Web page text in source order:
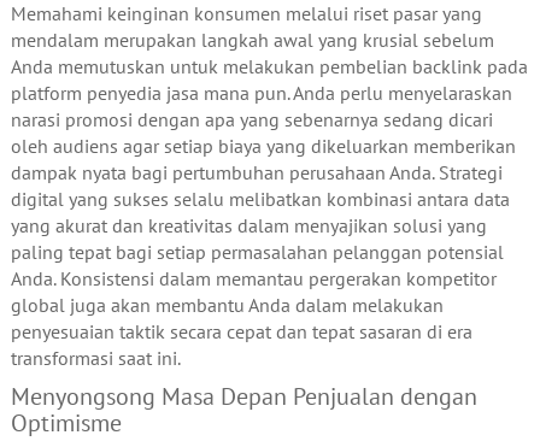
Memahami keinginan konsumen melalui riset pasar yang
mendalam merupakan langkah awal yang krusial sebelum
Anda memutuskan untuk melakukan pembelian backlink pada
platform penyedia jasa mana pun. Anda perlu menyelaraskan
narasi promosi dengan apa yang sebenarnya sedang dicari
oleh audiens agar setiap biaya yang dikeluarkan memberikan
dampak nyata bagi pertumbuhan perusahaan Anda. Strategi
digital yang sukses selalu melibatkan kombinasi antara data
yang akurat dan kreativitas dalam menyajikan solusi yang
paling tepat bagi setiap permasalahan pelanggan potensial
Anda. Konsistensi dalam memantau pergerakan kompetitor
global juga akan membantu Anda dalam melakukan
penyesuaian taktik secara cepat dan tepat sasaran di era
transformasi saat ini.
Menyongsong Masa Depan Penjualan dengan
Optimisme